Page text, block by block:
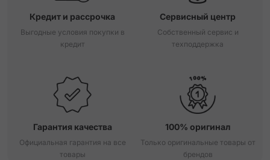
Кредит и рассрочка
Выгодные условия покупки в
кредит
Сервисный центр
Собственный сервис и
техподдержка
Гарантия качества
Официальная гарантия на все
товары
100% оригинал
Только оригинальные товары от
брендов